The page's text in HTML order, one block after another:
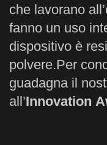
che lavorano
fanno un uso
dispositivo è
polvere.Per
guadagna il
all’Innovation